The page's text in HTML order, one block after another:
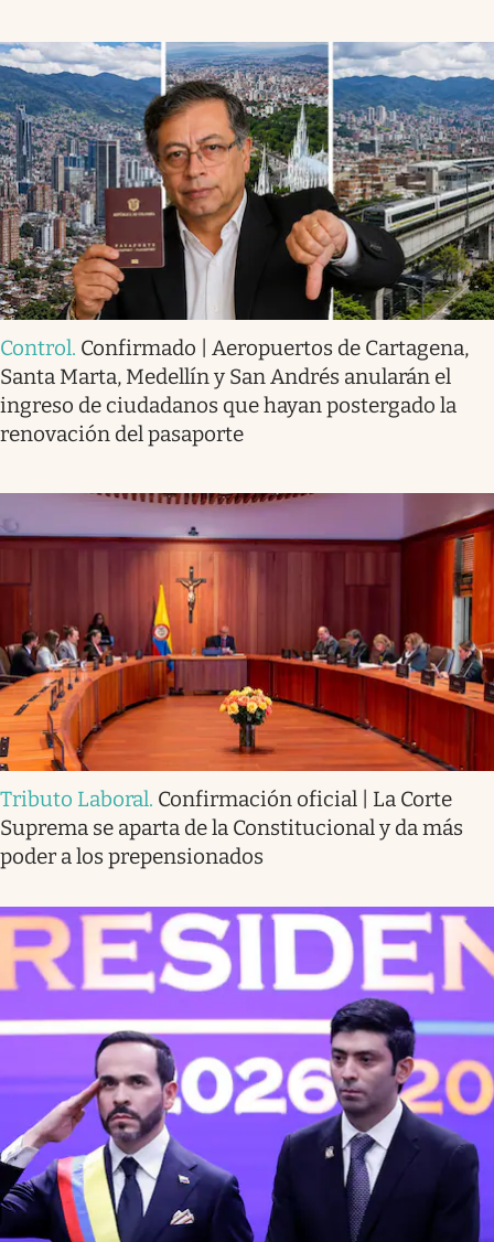
Control. Confirmado | Aeropuertos de Cartagena,
Santa Marta, Medellín y San Andrés anularán el
ingreso de ciudadanos que hayan postergado la
renovación del pasaporte
Tributo Laboral. Confirmación oficial | La Corte
Suprema se aparta de la Constitucional y da más
poder a los prepensionados